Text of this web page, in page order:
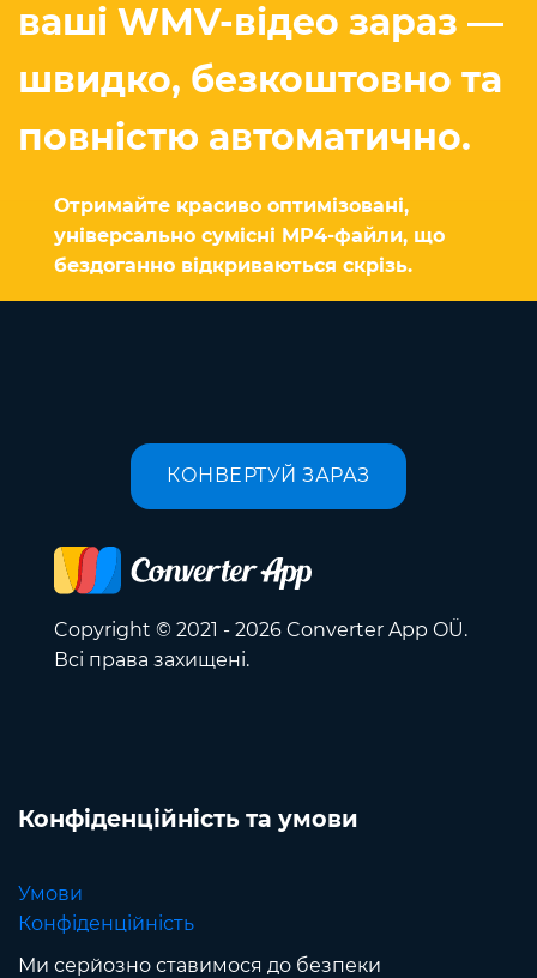
ваші WMV-відео зараз —
швидко, безкоштовно та
повністю автоматично.
Отримайте красиво оптимізовані,
універсально сумісні MP4-файли, що
бездоганно відкриваються скрізь.
КОНВЕРТУЙ ЗАРАЗ
Copyright © 2021 - 2026 Converter App OÜ.
Всі права захищені.
Конфіденційність та умови
Умови
Конфіденційність
Ми серйозно ставимося до безпеки